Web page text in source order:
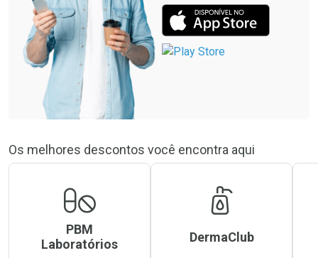
Os melhores descontos você encontra aqui
PBM
Laboratórios
DermaClub